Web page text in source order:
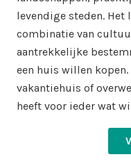
levendige steden. Het
combinatie van
aantrekkelijke
een huis willen kopen.
vakantiehuis of
heeft voor ieder wat